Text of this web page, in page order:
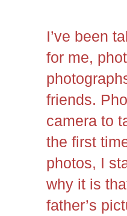
I’ve been
for me,
friends.
camera to
the first
photos, I
why it is
father’s